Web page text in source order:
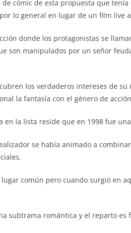
cómic de esta propuesta que tenía
lo general en lugar de un film live
donde los protagonistas se
son manipulados por un señor
los verdaderos intereses de
la fantasía con el género de
en la lista reside que en 1998 fue
se había animado a
común pero cuando surgió en
subtrama romántica y el reparto es